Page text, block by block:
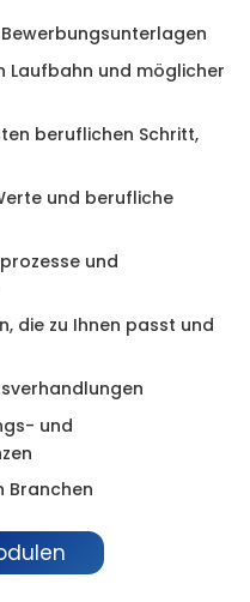
Laufbahn und möglicher
beruflichen Schritt,
und berufliche
und
die zu Ihnen passt und
und
Branchen